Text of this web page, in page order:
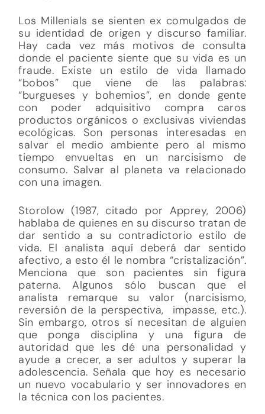
Los Millenials se sienten ex comulgados de
su identidad de origen y discurso familiar.
Hay cada vez más motivos de consulta
donde el paciente siente que su vida es un
fraude. Existe un estilo de vida llamado
“bobos” que viene de las palabras:
“burgueses y bohemios”, en donde gente
con poder adquisitivo compra caros
productos orgánicos o exclusivas viviendas
ecológicas. Son personas interesadas en
salvar el medio ambiente pero al mismo
tiempo envueltas en un narcisismo de
consumo. Salvar al planeta va relacionado
con una imagen.
Storolow (1987, citado por Apprey, 2006)
hablaba de quienes en su discurso tratan de
dar sentido a su contradictorio estilo de
vida. El analista aquí deberá dar sentido
afectivo, a esto él le nombra “cristalización”.
Menciona que son pacientes sin figura
paterna. Algunos sólo buscan que el
analista remarque su valor (narcisismo,
reversión de la perspectiva, impasse, etc.).
Sin embargo, otros sí necesitan de alguien
que ponga disciplina y una figura de
autoridad que les dé una personalidad y
ayude a crecer, a ser adultos y superar la
adolescencia. Señala que hoy es necesario
un nuevo vocabulario y ser innovadores en
la técnica con los pacientes.